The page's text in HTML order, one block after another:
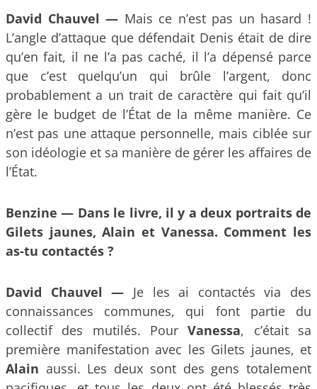
David Chauvel — Mais ce n’est pas un hasard !
L’angle d’attaque que défendait Denis était de dire
qu’en fait, il ne l’a pas caché, il l’a dépensé parce
que c’est quelqu’un qui brûle l’argent, donc
probablement a un trait de caractère qui fait qu’il
gère le budget de l’État de la même manière. Ce
n’est pas une attaque personnelle, mais ciblée sur
son idéologie et sa manière de gérer les affaires de
l’État.
Benzine — Dans le livre, il y a deux portraits de
Gilets jaunes, Alain et Vanessa. Comment les
as-tu contactés ?
David Chauvel — Je les ai contactés via des
connaissances communes, qui font partie du
collectif des mutilés. PourVanessa, c’était sa
première manifestation avec les Gilets jaunes, et
Alain aussi. Les deux sont des gens totalement